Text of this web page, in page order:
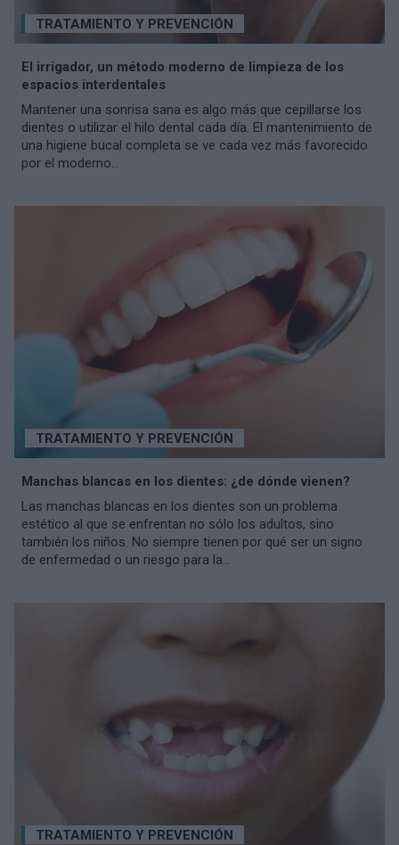
TRATAMIENTO Y PREVENCIÓN
El irrigador, un método moderno de limpieza de los
espacios interdentales
Mantener una sonrisa sana es algo más que cepillarse los
dientes o utilizar el hilo dental cada día. El mantenimiento de
una higiene bucal completa se ve cada vez más favorecido
por el moderno...
TRATAMIENTO Y PREVENCIÓN
Manchas blancas en los dientes: ¿de dónde vienen?
Las manchas blancas en los dientes son un problema
estético al que se enfrentan no sólo los adultos, sino
también los niños. No siempre tienen por qué ser un signo
de enfermedad o un riesgo para la...
TRATAMIENTO Y PREVENCIÓN